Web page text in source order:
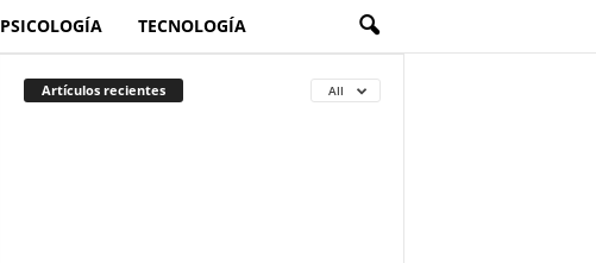
PSICOLOGÍA TECNOLOGÍA
Artículos recientes All